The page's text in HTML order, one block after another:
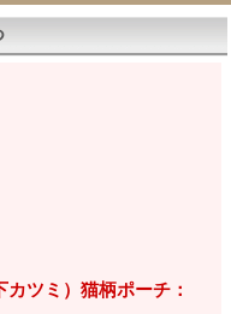
カツミ）猫柄ポーチ：